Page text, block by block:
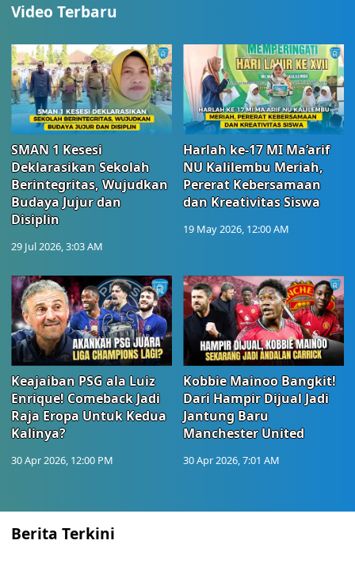
Video Terbaru
SMAN 1 Kesesi
Deklarasikan Sekolah
Berintegritas, Wujudkan
Budaya Jujur dan
Disiplin
29 Jul 2026, 3:03 AM
Harlah ke-17 MI Ma’arif
NU Kalilembu Meriah,
Pererat Kebersamaan
dan Kreativitas Siswa
19 May 2026, 12:00 AM
Keajaiban PSG ala Luiz
Enrique! Comeback Jadi
Raja Eropa Untuk Kedua
Kalinya?
30 Apr 2026, 12:00 PM
Kobbie Mainoo Bangkit!
Dari Hampir Dijual Jadi
Jantung Baru
Manchester United
30 Apr 2026, 7:01 AM
Berita Terkini